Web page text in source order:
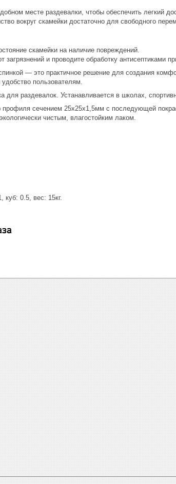
месте раздевалки, чтобы обеспечить легкий
вокруг скамейки достаточно для свободного
скамейки на наличие повреждений.
загрязнений и проводите обработку антисептиками
— это практичное решение для создания
пользователям.
для раздевалок. Устанавливается в школах,
профиля сечением 25х25х1,5мм с последующей
чистым, влагостойким лаком.
куб: 0.5, вес: 15кг.